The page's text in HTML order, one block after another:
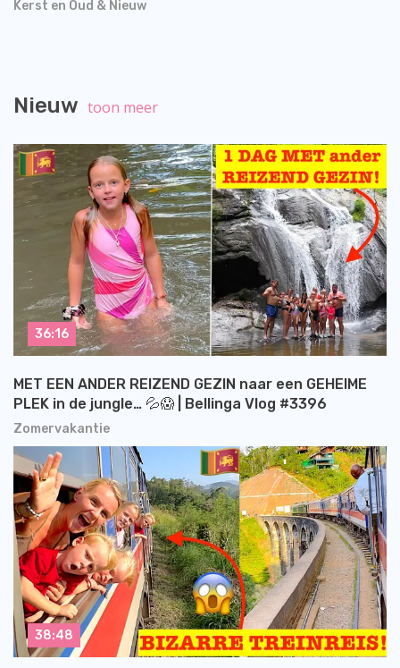
Kerst en Oud & Nieuw
Nieuw toon meer
Zomervakantie
MET EEN ANDER REIZEND GEZIN naar een GEHEIME
PLEK in de jungle… 💦😱 | Bellinga Vlog #3396
36:16
38:48